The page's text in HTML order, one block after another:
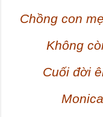
Chồng con
Không
Cuối đời